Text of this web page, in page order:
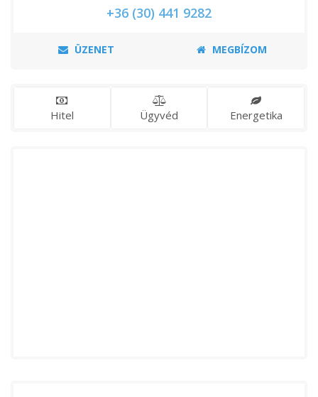
+36 (30) 441 9282
ÜZENET MEGBÍZOM
Hitel Ügyvéd Energetika